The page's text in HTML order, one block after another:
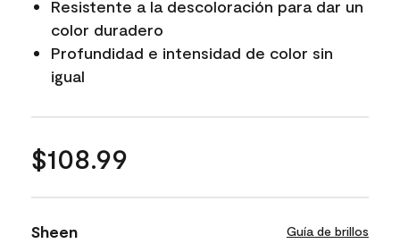
Resistente a la descoloración para dar un
color duradero
Profundidad e intensidad de color sin
igual
$108.99
Sheen Guía de brillos